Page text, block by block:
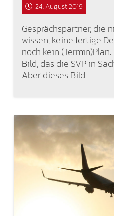
24. August 2019
Gesprächspartner, die
wissen, keine fertige
noch kein
Bild, das die SVP in
Aber dieses Bild…